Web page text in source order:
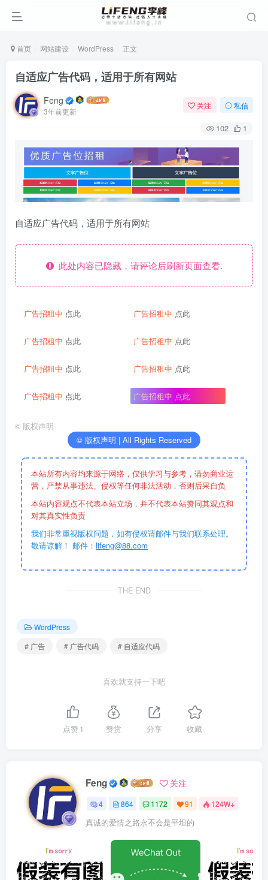
首页 网站建设 WordPress 正文
自适应广告代码，适用于所有网站
Feng
3年前更新
关注 私信
102 1
自适应广告代码，适用于所有网站
此处内容已隐藏，请评论后刷新页面查看.
广告招租中 点此 广告招租中 点此
广告招租中 点此 广告招租中 点此
广告招租中 点此 广告招租中 点此
广告招租中 点此 广告招租中 点此
© 版权声明
© 版权声明 | All Rights Reserved
本站所有内容均来源于网络，仅供学习与参考，请勿商业运
营，严禁从事违法、侵权等任何非法活动，否则后果自负
本站内容观点不代表本站立场，并不代表本站赞同其观点和
对其真实性负责
我们非常重视版权问题，如有侵权请邮件与我们联系处理。
敬请谅解！ 邮件： lifeng@88.com
THE END
WordPress
# 广告
# 广告代码 # 自适应代码
喜欢就支持一下吧
点赞1 赞赏 分享 收藏
Feng 关注
4 864 1172 91 124W+
真诚的爱情之路永不会是平坦的